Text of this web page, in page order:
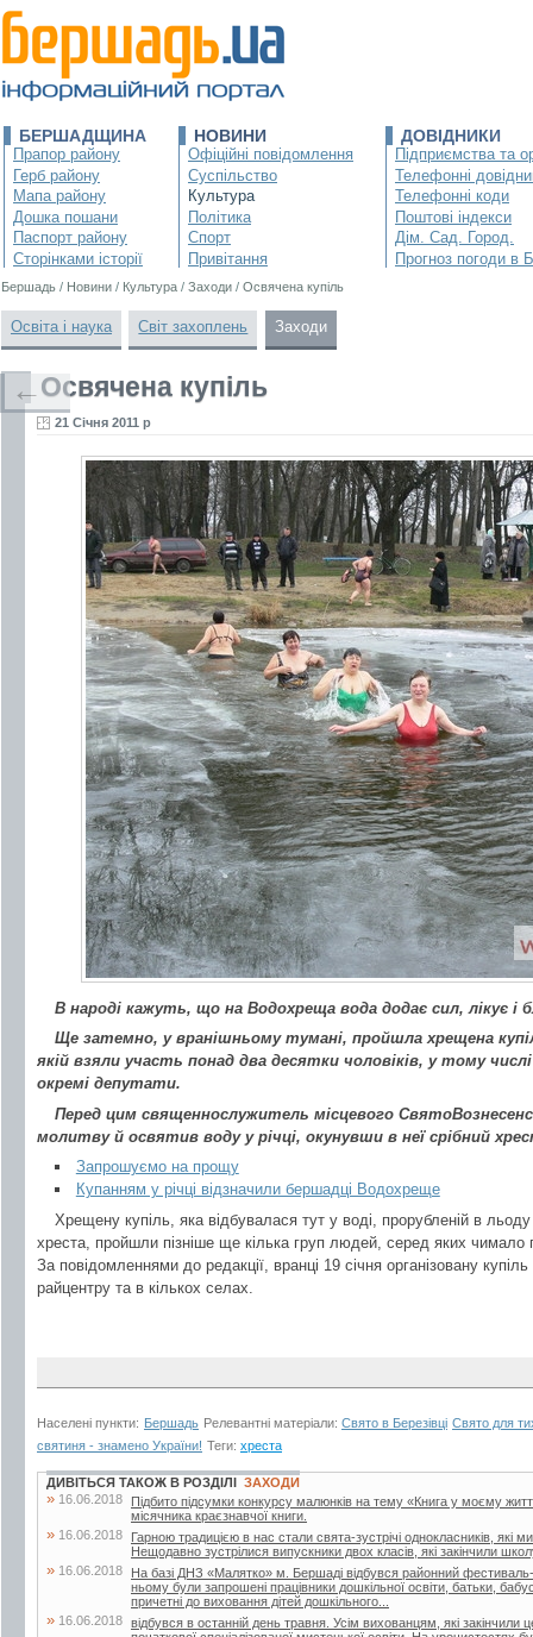
БЕРШАДЩИНА
Прапор району
Герб району
Мапа району
Дошка пошани
Паспорт району
Сторінками історії
НОВИНИ
Офіційні повідомлення
Суспільство
Культура
Політика
Спорт
Привітання
ДОВІДНИКИ
Підприємства та
Телефонні
Телефонні коди
Поштові індекси
Дім. Сад. Город.
Прогноз погоди в
Бершадь / Новини / Культура / Заходи / Освячена купіль
Освіта і наука Світ захоплень Заходи
Освячена купіль
21 Січня 2011 р
В народі кажуть, що на Водохреща вода додає сил, лікує і
Ще затемно, у вранішньому тумані, пройшла хрещена
якій взяли участь понад два десятки чоловіків, у тому
окремі депутати.
Перед цим священнослужитель місцевого
молитву й освятив воду у річці, окунувши в неї срібний
Запрошуємо на прощу
Купанням у річці відзначили бершадці Водохреще
Хрещену купіль, яка відбувалася тут у воді, прорубленій в
хреста, пройшли пізніше ще кілька груп людей, серед яких чимало
За повідомленнями до редакції, вранці 19 січня організовану
райцентру та в кількох селах.
Населені пункти: Бершадь Релевантні матеріали: Свято в Березівці Свято для
святиня - знамено України! Теги: хреста
←
ДИВІТЬСЯ ТАКОЖ В РОЗДІЛІ ЗАХОДИ
» 16.06.2018
Підбито підсумки конкурсу малюнків на тему «Книга у моєму
місячника краєзнавчої книги.
» 16.06.2018
Гарною традицією в нас стали свята-зустрічі однокласників, які
Нещодавно зустрілися випускники двох класів, які закінчили
» 16.06.2018
На базі ДНЗ «Малятко» м. Бершаді відбувся районний
ньому були запрошені працівники дошкільної освіти, батьки,
причетні до виховання дітей дошкільного...
» 16.06.2018 відбувся в останній день травня. Усім вихованцям, які